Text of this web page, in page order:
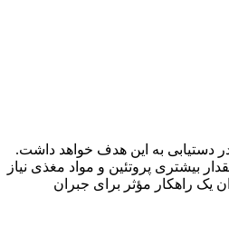
دستیابی به این هدف خواهد داشت.
بیشتری پروتئین و مواد مغذی نیاز
یک راهکار مؤثر برای جبران